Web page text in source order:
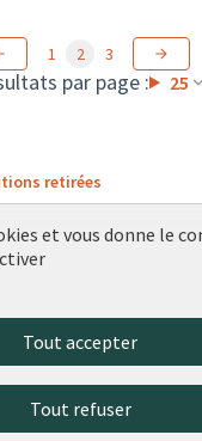
par page : 25
1 2 3
retirées
externe)
et vous donne le
Tout accepter
Tout refuser